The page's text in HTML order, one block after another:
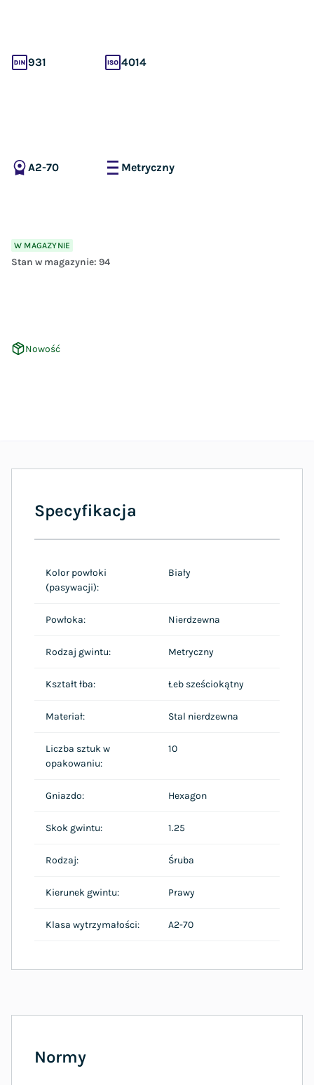
931 4014
A2-70 Metryczny
W MAGAZYNIE
Stan w magazynie: 94
Nowość
Specyfikacja
Kolor powłoki
(pasywacji):
Biały
Powłoka: Nierdzewna
Rodzaj gwintu: Metryczny
Kształt łba: Łeb sześciokątny
Materiał: Stal nierdzewna
Liczba sztuk w
opakowaniu:
10
Gniazdo: Hexagon
Skok gwintu: 1.25
Rodzaj: Śruba
Kierunek gwintu: Prawy
Klasa wytrzymałości: A2-70
Normy